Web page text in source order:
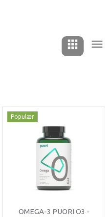
Populær
OMEGA-3 PUORI O3 -